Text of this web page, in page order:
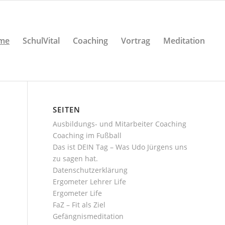
SchulVital Coaching Vortrag Meditation
SEITEN
Ausbildungs- und Mitarbeiter Coaching
Coaching im Fußball
Das ist DEIN Tag – Was Udo Jürgens uns
zu sagen hat.
Datenschutzerklärung
Ergometer Lehrer Life
Ergometer Life
FaZ – Fit als Ziel
Gefängnismeditation